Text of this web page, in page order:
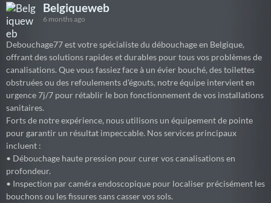
Belgiqueweb
6 months ago
Debouchage77 est votre spécialiste du débouchage en Belgique,
offrant des solutions rapides et durables pour tous vos problèmes de
canalisations. Que vous fassiez face à un évier bouché, des toilettes
obstruées ou des refoulements d'égouts, notre équipe intervient en
urgence 7j/7 pour rétablir le bon fonctionnement de vos installations
sanitaires.
Forts de notre expérience, nous utilisons un équipement de pointe
pour garantir un résultat impeccable. Nos services principaux
incluent :
• Débouchage haute pression pour curer vos canalisations en
profondeur.
• Inspection par caméra endoscopique pour localiser précisément les
bouchons ou les fissures sans casser vos sols.